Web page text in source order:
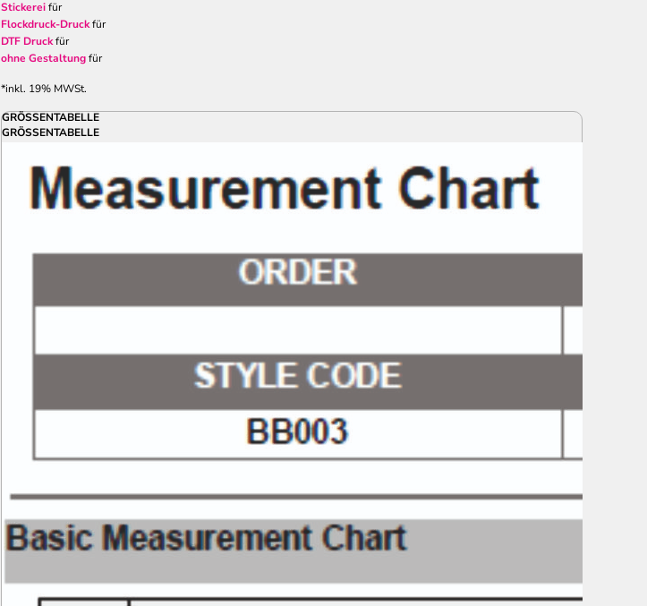
Stickereifür
Flockdruck-Druckfür
DTF Druckfür
ohne Gestaltungfür
*inkl. 19% MWSt.
GRÖSSENTABELLE
GRÖSSENTABELLE